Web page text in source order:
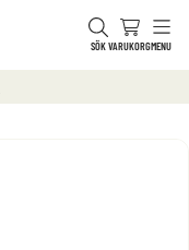
SÖKVARUKORGMENU